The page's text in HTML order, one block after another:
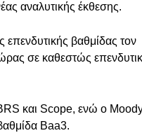
αναλυτικής έκθεσης.
επενδυτικής βαθμίδας τον
σε καθεστώς
και Scope, ενώ ο
Baa3.